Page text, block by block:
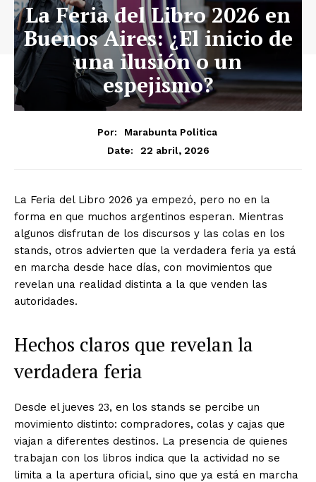
La Feria del Libro 2026 en
Buenos Aires: ¿El inicio de
una ilusión o un
espejismo?
Por:
Marabunta Politica
Date:
22 abril, 2026
La Feria del Libro 2026 ya empezó, pero no en la
forma en que muchos argentinos esperan. Mientras
algunos disfrutan de los discursos y las colas en los
stands, otros advierten que la verdadera feria ya está
en marcha desde hace días, con movimientos que
revelan una realidad distinta a la que venden las
autoridades.
Hechos claros que revelan la
verdadera feria
Desde el jueves 23, en los stands se percibe un
movimiento distinto: compradores, colas y cajas que
viajan a diferentes destinos. La presencia de quienes
trabajan con los libros indica que la actividad no se
limita a la apertura oficial, sino que ya está en marcha